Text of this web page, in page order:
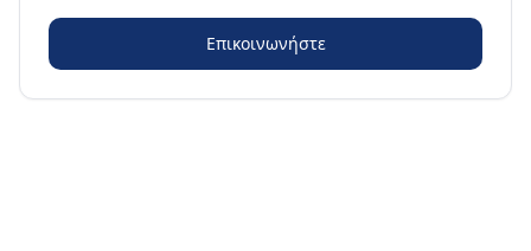
Επικοινωνήστε